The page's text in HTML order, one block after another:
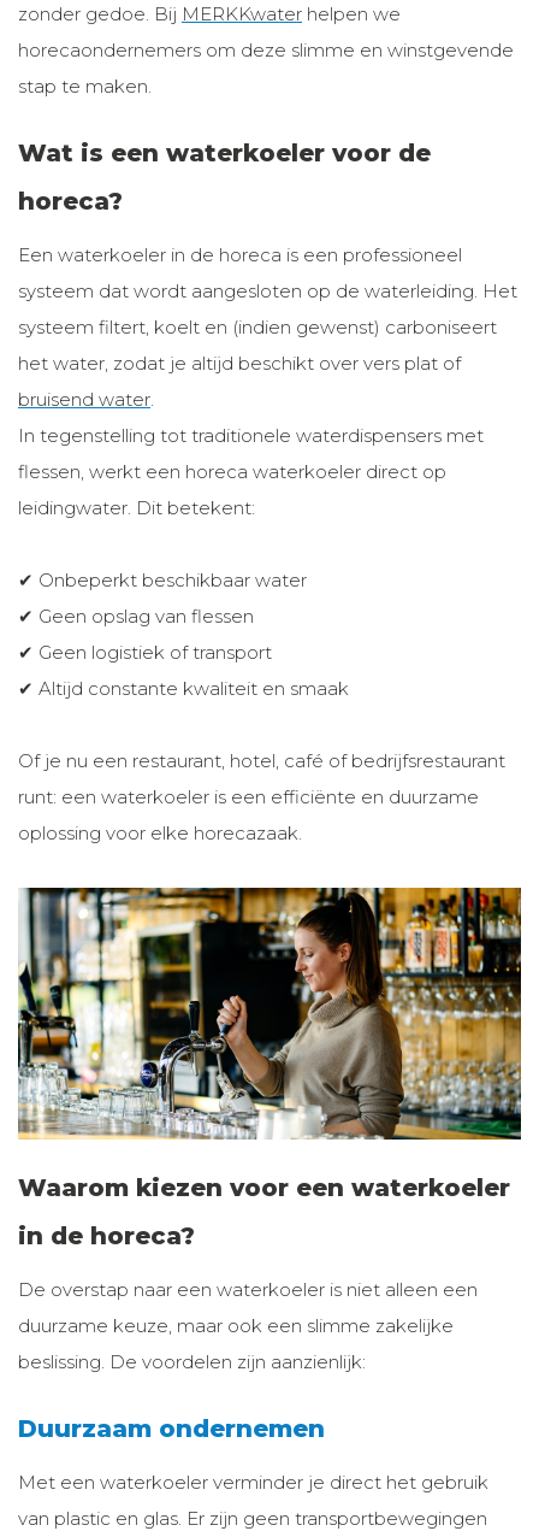
zonder gedoe. Bij MERKKwater helpen we
horecaondernemers om deze slimme en winstgevende
stap te maken.
Wat is een waterkoeler voor de
horeca?
Een waterkoeler in de horeca is een professioneel
systeem dat wordt aangesloten op de waterleiding. Het
systeem filtert, koelt en (indien gewenst) carboniseert
het water, zodat je altijd beschikt over vers plat of
bruisend water
In tegenstelling tot traditionele waterdispensers met
flessen, werkt een horeca waterkoeler direct op
leidingwater. Dit betekent:
✔ Onbeperkt beschikbaar water
✔ Geen opslag van flessen
✔ Geen logistiek of transport
✔ Altijd constante kwaliteit en smaak
Of je nu een restaurant, hotel, café of bedrijfsrestaurant
runt: een waterkoeler is een efficiënte en duurzame
oplossing voor elke horecazaak.
Waarom kiezen voor een waterkoeler
in de horeca?
De overstap naar een waterkoeler is niet alleen een
duurzame keuze, maar ook een slimme zakelijke
beslissing. De voordelen zijn aanzienlijk:
Duurzaam ondernemen
Met een waterkoeler verminder je direct het gebruik
van plastic en glas. Er zijn geen transportbewegingen